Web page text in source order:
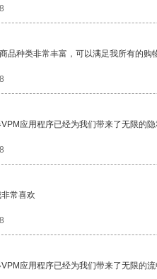
品种类非常丰富，可以满足我所有的购
应用程序已经为我们带来了无限的隐
常喜欢
应用程序已经为我们带来了无限的流